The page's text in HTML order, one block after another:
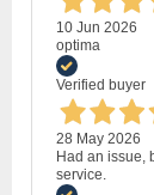
10 Jun 2026
optima
Verified buyer
28 May 2026
Had an issue,
service.